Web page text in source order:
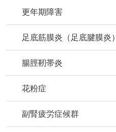
更年期障害
足底筋膜炎（足底腱膜炎）
腸脛靭帯炎
花粉症
副腎疲労症候群